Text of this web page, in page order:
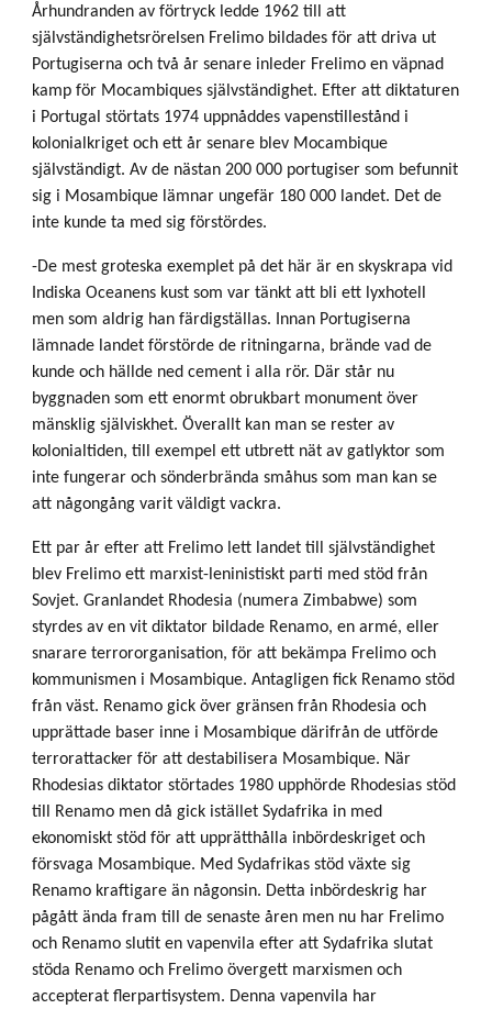
Århundranden av förtryck ledde 1962 till att
självständighetsrörelsen Frelimo bildades för att driva ut
Portugiserna och två år senare inleder Frelimo en väpnad
kamp för Mocambiques självständighet. Efter att diktaturen
i Portugal störtats 1974 uppnåddes vapenstillestånd i
kolonialkriget och ett år senare blev Mocambique
självständigt. Av de nästan 200 000 portugiser som befunnit
sig i Mosambique lämnar ungefär 180 000 landet. Det de
inte kunde ta med sig förstördes.
-De mest groteska exemplet på det här är en skyskrapa vid
Indiska Oceanens kust som var tänkt att bli ett lyxhotell
men som aldrig han färdigställas. Innan Portugiserna
lämnade landet förstörde de ritningarna, brände vad de
kunde och hällde ned cement i alla rör. Där står nu
byggnaden som ett enormt obrukbart monument över
mänsklig själviskhet. Överallt kan man se rester av
kolonialtiden, till exempel ett utbrett nät av gatlyktor som
inte fungerar och sönderbrända småhus som man kan se
att någongång varit väldigt vackra.
Ett par år efter att Frelimo lett landet till självständighet
blev Frelimo ett marxist-leninistiskt parti med stöd från
Sovjet. Granlandet Rhodesia (numera Zimbabwe) som
styrdes av en vit diktator bildade Renamo, en armé, eller
snarare terrororganisation, för att bekämpa Frelimo och
kommunismen i Mosambique. Antagligen fick Renamo stöd
från väst. Renamo gick över gränsen från Rhodesia och
upprättade baser inne i Mosambique därifrån de utförde
terrorattacker för att destabilisera Mosambique. När
Rhodesias diktator störtades 1980 upphörde Rhodesias stöd
till Renamo men då gick istället Sydafrika in med
ekonomiskt stöd för att upprätthålla inbördeskriget och
försvaga Mosambique. Med Sydafrikas stöd växte sig
Renamo kraftigare än någonsin. Detta inbördeskrig har
pågått ända fram till de senaste åren men nu har Frelimo
och Renamo slutit en vapenvila efter att Sydafrika slutat
stöda Renamo och Frelimo övergett marxismen och
accepterat flerpartisystem. Denna vapenvila har